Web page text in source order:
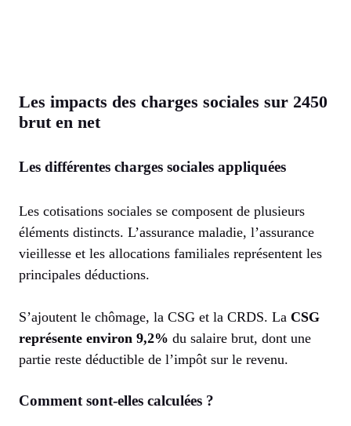
Les impacts des charges sociales sur 2450
brut en net
Les différentes charges sociales appliquées
Les cotisations sociales se composent de plusieurs
éléments distincts. L’assurance maladie, l’assurance
vieillesse et les allocations familiales représentent les
principales déductions.
S’ajoutent le chômage, la CSG et la CRDS. La CSG
représente environ 9,2% du salaire brut, dont une
partie reste déductible de l’impôt sur le revenu.
Comment sont-elles calculées ?